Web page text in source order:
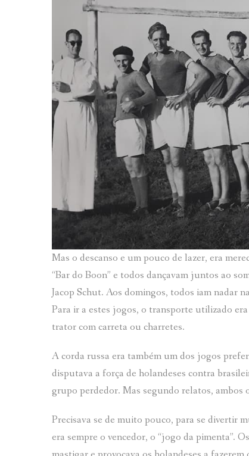
Mas o descanso e um pouco de lazer, era
“Bar do Boon” e todos dançavam juntos ao
Jacop Schut. Aos domingos, todos iam nadar
Para ir a estes jogos, o transporte utilizado
trator com carreta ou charretes.
A corda russa era também um dos jogos
disputava a força de holandeses contra
grupo perdedor. Mas segundo relatos, ambos
Precisava se de muito pouco, para se divertir
era sempre o vencedor, o “jogo da pimenta”.